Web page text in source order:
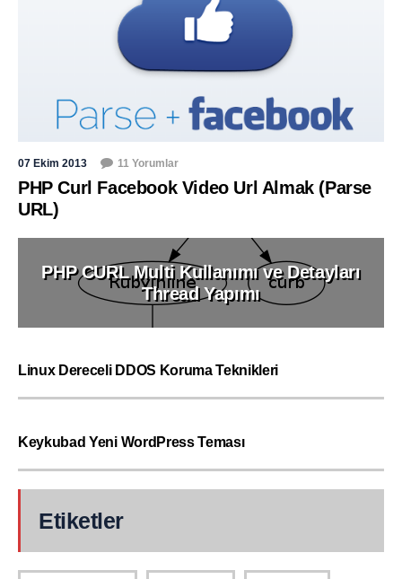
07 Ekim 2013 11 Yorumlar
PHP Curl Facebook Video Url Almak (Parse
URL)
PHP CURL Multi Kullanımı ve Detayları
Thread Yapımı
Linux Dereceli DDOS Koruma Teknikleri
Keykubad Yeni WordPress Teması
Etiketler